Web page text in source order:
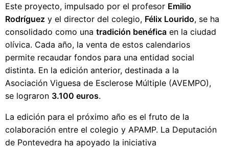
Este proyecto, impulsado por el profesor Emilio
Rodríguez y el director del colegio, Félix Lourido, se ha
consolidado como una tradición benéfica en la ciudad
olívica. Cada año, la venta de estos calendarios
permite recaudar fondos para una entidad social
distinta. En la edición anterior, destinada a la
Asociación Viguesa de Esclerose Múltiple (AVEMPO),
se lograron 3.100 euros.
La edición para el próximo año es el fruto de la
colaboración entre el colegio y APAMP. La Deputación
de Pontevedra ha apoyado la iniciativa